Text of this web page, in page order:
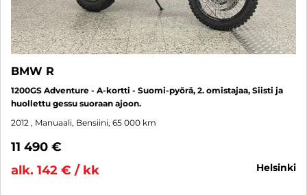
BMW R
1200GS Adventure - A-kortti - Suomi-pyörä, 2. omistajaa, Siisti ja
huollettu gessu suoraan ajoon.
2012 , Manuaali, Bensiini, 65 000 km
11 490 €
alk. 142 € / kk
helsinki